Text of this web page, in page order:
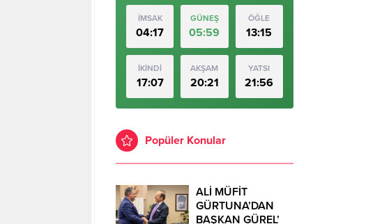
İMSAK
04:17
GÜNEŞ
05:59
ÖĞLE
13:15
İKİNDİ
17:07
AKŞAM
20:21
YATSI
21:56
Popüler Konular
ALİ MÜFİT
GÜRTUNA’DAN
BAŞKAN GÜREL’